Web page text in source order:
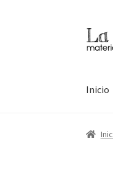
Ir
a
Ir
al
Inicio
Inicio